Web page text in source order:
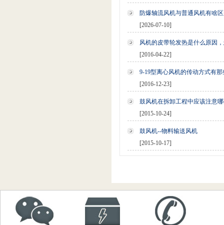
防爆轴流风机与普通风机有啥
[2026-07-10]
风机的皮带轮发热是什么原因
[2016-04-22]
9-19型离心风机的传动方式有那
[2016-12-23]
鼓风机在拆卸工程中应该注意
[2015-10-24]
鼓风机--物料输送风机
[2015-10-17]